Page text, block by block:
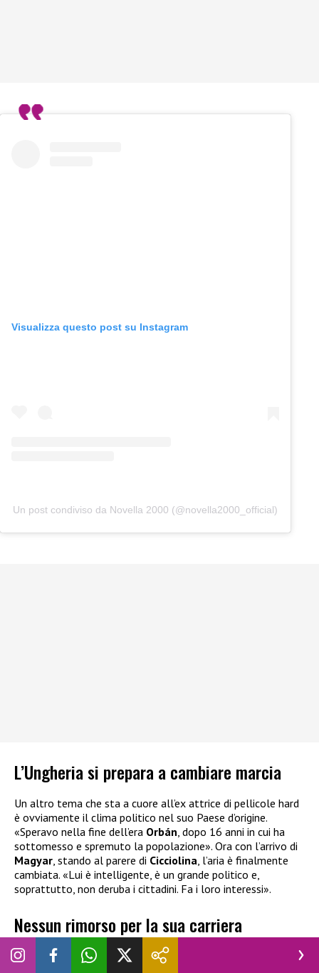
Visualizza questo post su Instagram
Un post condiviso da Novella 2000 (@novella2000_official)
L’Ungheria si prepara a cambiare marcia
Un altro tema che sta a cuore all’ex attrice di pellicole hard
è ovviamente il clima politico nel suo Paese d’origine.
«Speravo nella fine dell’era Orbán , dopo 16 anni in cui ha
sottomesso e spremuto la popolazione». Ora con l’arrivo di
Magyar , stando al parere di Cicciolina , l’aria è finalmente
cambiata. «Lui è intelligente, è un grande politico e,
soprattutto, non deruba i cittadini. Fa i loro interessi».
Nessun rimorso per la sua carriera
«Se mi pento dei film hard? Mai. Di nulla. Abbraccio il mio